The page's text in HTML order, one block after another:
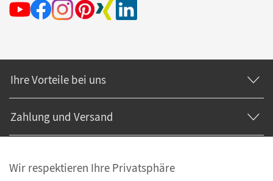
Ihre Vorteile bei uns
Zahlung und Versand
Wir respektieren Ihre Privatsphäre